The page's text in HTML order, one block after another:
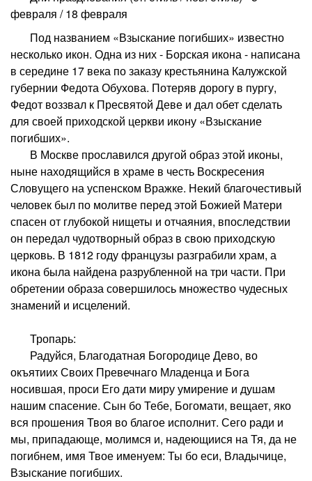
февраля / 18 февраля
Под названием «Взыскание погибших» известно
несколько икон. Одна из них - Борская икона - написана
в середине 17 века по заказу крестьянина Калужской
губернии Федота Обухова. Потеряв дорогу в пургу,
Федот воззвал к Пресвятой Деве и дал обет сделать
для своей приходской церкви икону «Взыскание
погибших».
В Москве прославился другой образ этой иконы,
ныне находящийся в храме в честь Воскресения
Словущего на успенском Вражке. Некий благочестивый
человек был по молитве перед этой Божией Матери
спасен от глубокой нищеты и отчаяния, впоследствии
он передал чудотворный образ в свою приходскую
церковь. В 1812 году французы разграбили храм, а
икона была найдена разрубленной на три части. При
обретении образа совершилось множество чудесных
знамений и исцелений.
Тропарь:
Радуйся, Благодатная Богородице Дево, во
окъятиих Своих Превечнаго Младенца и Бога
носившая, проси Его дати миру умирение и душам
нашим спасение. Сын бо Тебе, Богомати, вещает, яко
вся прошения Твоя во благое исполнит. Сего ради и
мы, припадающе, молимся и, надеющиися на Тя, да не
погибнем, имя Твое именуем: Ты бо еси, Владычице,
Взыскание погибших.